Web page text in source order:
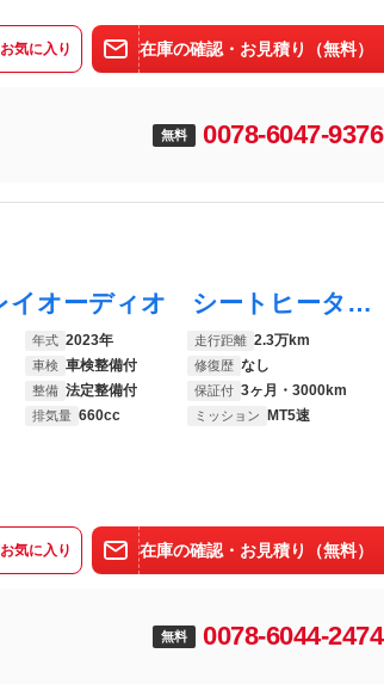
お気に入り 在庫の確認・お見積り（無料）
無料 0078-6047-9376
ジムニー ＸＣ ５ＭＴ ディスプレイオーディオ シートヒーター クルーズコントロール オートエアコン スマートキー 禁煙車 セーフティサポート ＥＴＣ 純正１６インチアルミ レーンディパーチャーアラート
年式 2023年 走行距離 2.3万km
車検 車検整備付 修復歴 なし
整備 法定整備付 保証付 3ヶ月・3000km
排気量 660cc ミッション MT5速
お気に入り 在庫の確認・お見積り（無料）
無料 0078-6044-2474